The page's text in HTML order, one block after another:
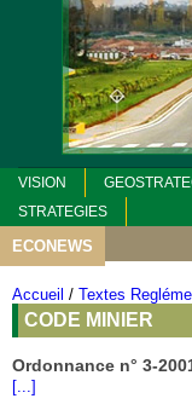
VISION
STRATEGIES
ECONEWS
Accueil / Textes
CODE MINIER
Ordonnance n° 3-
[...]